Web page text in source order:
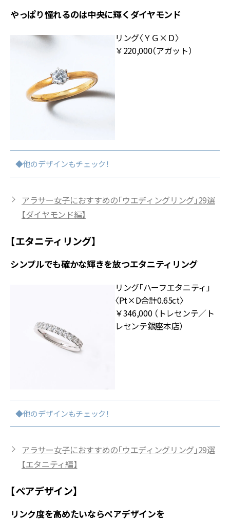
やっぱり憧れるのは中央に輝くダイヤモンド
リング〈ＹＧ×Ｄ〉
￥220,000（アガット）
◆他のデザインもチェック！
アラサー女子におすすめの「ウエディングリング」29選
【ダイヤモンド編】
【エタニティリング】
シンプルでも確かな輝きを放つエタニティリング
リング「ハーフエタニティ」
〈Pt×D合計0.65ct〉
￥346,000 （トレセンテ／ト
レセンテ銀座本店）
◆他のデザインもチェック！
アラサー女子におすすめの「ウエディングリング」29選
【エタニティ編】
【ペアデザイン】
リンク度を高めたいならペアデザインを